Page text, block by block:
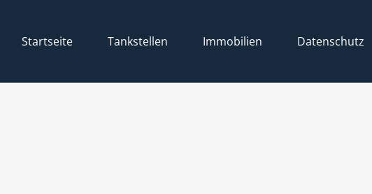
Startseite Tankstellen Immobilien Datenschutz